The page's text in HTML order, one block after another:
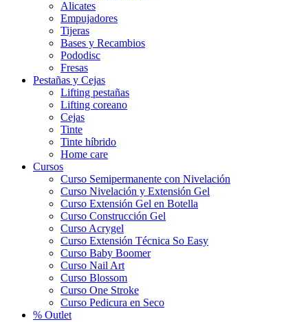
Alicates
Empujadores
Tijeras
Bases y Recambios
Pododisc
Fresas
Pestañas y Cejas
Lifting pestañas
Lifting coreano
Cejas
Tinte
Tinte híbrido
Home care
Cursos
Curso Semipermanente con Nivelación
Curso Nivelación y Extensión Gel
Curso Extensión Gel en Botella
Curso Construcción Gel
Curso Acrygel
Curso Extensión Técnica So Easy
Curso Baby Boomer
Curso Nail Art
Curso Blossom
Curso One Stroke
Curso Pedicura en Seco
% Outlet